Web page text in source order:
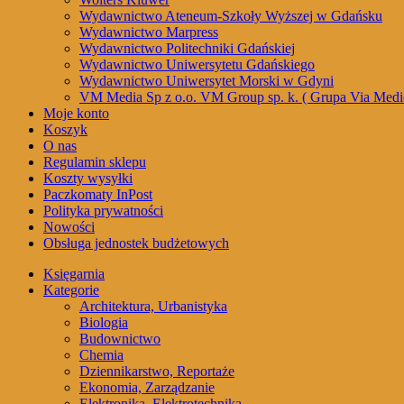
Wydawnictwo Ateneum-Szkoły Wyższej w Gdańsku
Wydawnictwo Marpress
Wydawnictwo Politechniki Gdańskiej
Wydawnictwo Uniwersytetu Gdańskiego
Wydawnictwo Uniwersytet Morski w Gdyni
VM Media Sp z o.o. VM Group sp. k. ( Grupa Via
Moje konto
Koszyk
O nas
Regulamin sklepu
Koszty wysyłki
Paczkomaty InPost
Polityka prywatności
Nowości
Obsługa jednostek budżetowych
Księgarnia
Kategorie
Architektura, Urbanistyka
Biologia
Budownictwo
Chemia
Dziennikarstwo, Reportaże
Ekonomia, Zarządzanie